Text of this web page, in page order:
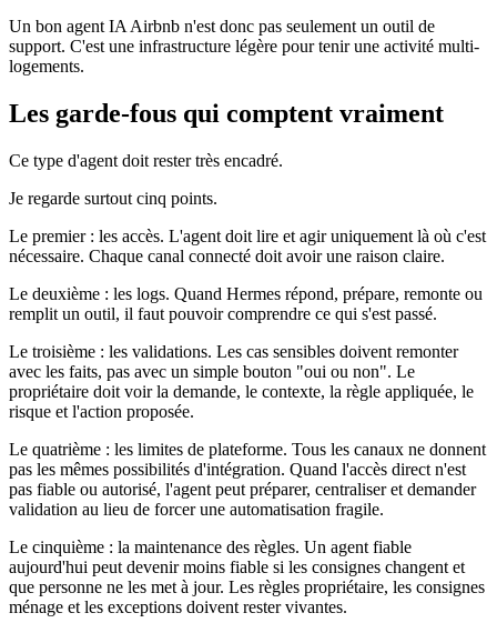
Un bon agent IA Airbnb n'est donc pas seulement un outil de
support. C'est une infrastructure légère pour tenir une activité multi-
logements.
Les garde-fous qui comptent vraiment
Ce type d'agent doit rester très encadré.
Je regarde surtout cinq points.
Le premier : les accès. L'agent doit lire et agir uniquement là où c'est
nécessaire. Chaque canal connecté doit avoir une raison claire.
Le deuxième : les logs. Quand Hermes répond, prépare, remonte ou
remplit un outil, il faut pouvoir comprendre ce qui s'est passé.
Le troisième : les validations. Les cas sensibles doivent remonter
avec les faits, pas avec un simple bouton "oui ou non". Le
propriétaire doit voir la demande, le contexte, la règle appliquée, le
risque et l'action proposée.
Le quatrième : les limites de plateforme. Tous les canaux ne donnent
pas les mêmes possibilités d'intégration. Quand l'accès direct n'est
pas fiable ou autorisé, l'agent peut préparer, centraliser et demander
validation au lieu de forcer une automatisation fragile.
Le cinquième : la maintenance des règles. Un agent fiable
aujourd'hui peut devenir moins fiable si les consignes changent et
que personne ne les met à jour. Les règles propriétaire, les consignes
ménage et les exceptions doivent rester vivantes.